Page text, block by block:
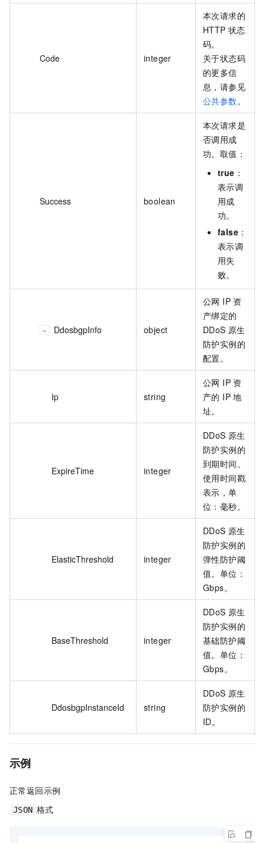
Code integer
本次请求的
HTTP 状态
码。
关于状态码
的更多信
息，请参见
公共参数 。
Success boolean
本次请求是
否调用成
功。取值：
true ：
表示调
用成
功。
false ：
表示调
用失
败。
DdosbgpInfo object
公网 IP 资
产绑定的
DDoS 原生
防护实例的
配置。
Ip string
公网 IP 资
产的 IP 地
址。
ExpireTime integer
DDoS 原生
防护实例的
到期时间。
使用时间戳
表示，单
位：毫秒。
ElasticThreshold integer
DDoS 原生
防护实例的
弹性防护阈
值。单位：
Gbps。
BaseThreshold integer
DDoS 原生
防护实例的
基础防护阈
值。单位：
Gbps。
DdosbgpInstanceId string
DDoS 原生
防护实例的
ID。
示例
正常返回示例
JSON 格式